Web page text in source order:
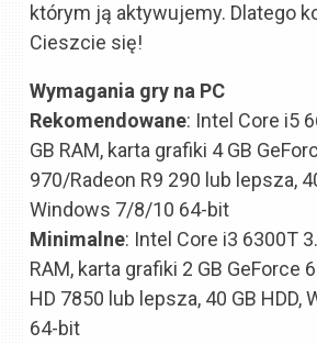
którym ją aktywujemy. Dlatego
Cieszcie się!
Wymagania gry na PC
Rekomendowane: Intel Core i5
GB RAM, karta grafiki 4 GB
970/Radeon R9 290 lub lepsza,
Windows 7/8/10 64-bit
Minimalne: Intel Core i3 6300T
RAM, karta grafiki 2 GB GeForce
HD 7850 lub lepsza, 40 GB
64-bit